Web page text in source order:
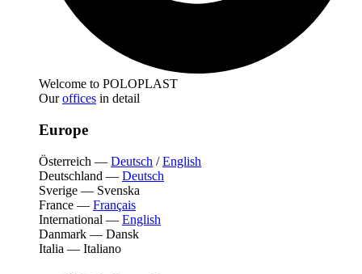
Welcome to POLOPLAST
Ouroffices in detail
Europe
Österreich — Deutsch /English
Deutschland — Deutsch
Sverige — Svenska
France — Français
International — English
Danmark — Dansk
Italia — Italiano